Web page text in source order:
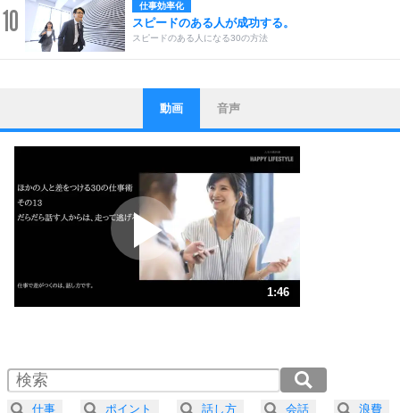
10 仕事効率化
スピードのある人が成功する。
スピードのある人になる30の方法
1
ストレス対策
他人と比べない。
いっそのこと、他人を見ない。
いらいらしない人になる30の方法
プラス思考
ポジティブになれない原因は、行動しないから。
ポジティブ思考になる30の方法
ストレス対策
人生、なんとかなるもの。
気楽に生きる30の方法
4 器の大きい人は、怒りを優しさで表現する。
動画 音声
1:46
2.0倍速 （208KB 53秒）
2.5倍速 （167KB 42秒）
仕事 ポイント 話し方 会話 浪費